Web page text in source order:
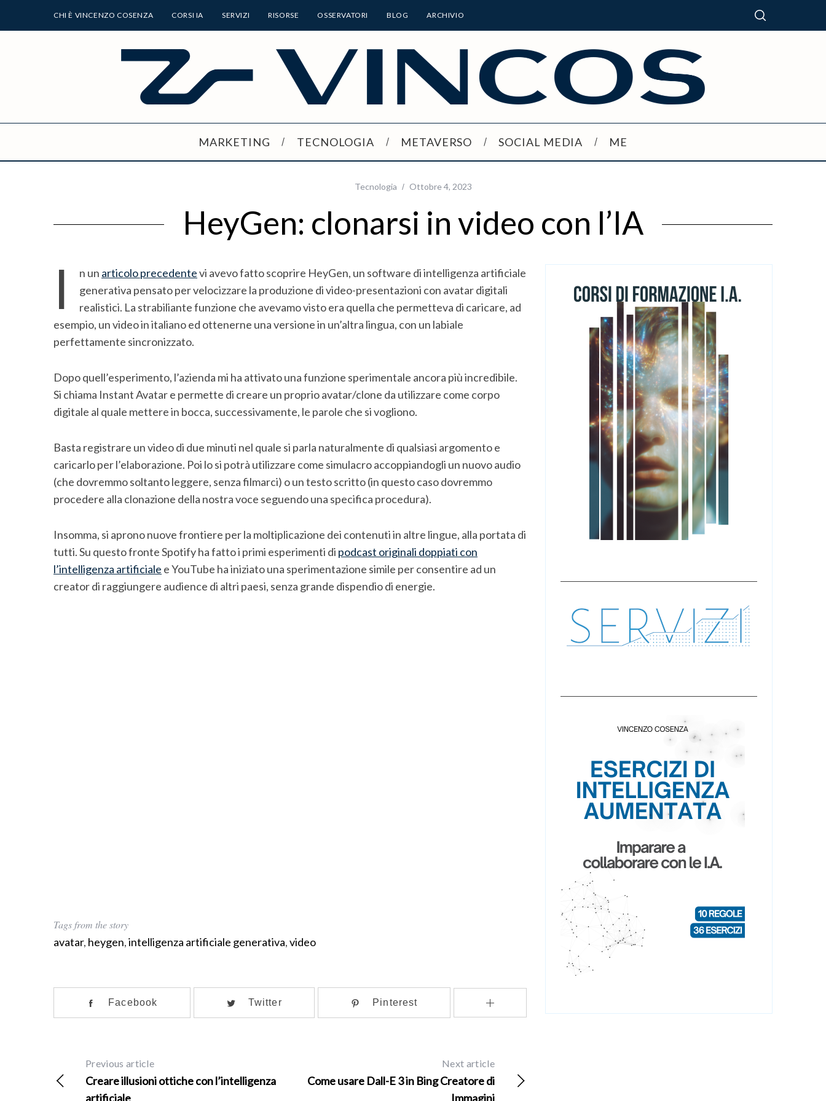
CHI È VINCENZO COSENZA CORSI IA SERVIZI RISORSE OSSERVATORI BLOG ARCHIVIO
MARKETING TECNOLOGIA METAVERSO SOCIAL MEDIA ME
Tecnologia Ottobre 4, 2023
HeyGen: clonarsi in video con l’IA
I n un articolo precedentevi avevo fatto scoprire HeyGen, un software di intelligenza artificiale
generativa pensato per velocizzare la produzione di video-presentazioni con avatar digitali
realistici. La strabiliante funzione che avevamo visto era quella che permetteva di caricare, ad
esempio, un video in italiano ed ottenerne una versione in un’altra lingua, con un labiale
perfettamente sincronizzato.
Dopo quell’esperimento, l’azienda mi ha attivato una funzione sperimentale ancora più incredibile.
Si chiama Instant Avatar e permette di creare un proprio avatar/clone da utilizzare come corpo
digitale al quale mettere in bocca, successivamente, le parole che si vogliono.
Basta registrare un video di due minuti nel quale si parla naturalmente di qualsiasi argomento e
caricarlo per l’elaborazione. Poi lo si potrà utilizzare come simulacro accoppiandogli un nuovo audio
(che dovremmo soltanto leggere, senza filmarci) o un testo scritto (in questo caso dovremmo
procedere alla clonazione della nostra voce seguendo una specifica procedura).
Insomma, si aprono nuove frontiere per la moltiplicazione dei contenuti in altre lingue, alla portata di
tutti. Su questo fronte Spotify ha fatto i primi esperimenti di podcast originali doppiati con
l’intelligenza artificiale e YouTube ha iniziato una sperimentazione simile per consentire ad un
creator di raggiungere audience di altri paesi, senza grande dispendio di energie.
Tags from the story
avatar, heygen,intelligenza artificiale generativa,video
Facebook Twitter Pinterest
Previous article
Creare illusioni ottiche con l’intelligenza
artificiale
Next article
Come usare Dall-E 3 in Bing Creatore di
Immagini
r
c
h